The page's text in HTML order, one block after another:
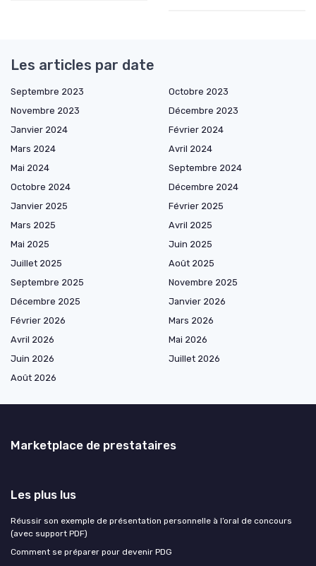
Les articles par date
Septembre 2023
Octobre 2023
Novembre 2023
Décembre 2023
Janvier 2024
Février 2024
Mars 2024
Avril 2024
Mai 2024
Septembre 2024
Octobre 2024
Décembre 2024
Janvier 2025
Février 2025
Mars 2025
Avril 2025
Mai 2025
Juin 2025
Juillet 2025
Août 2025
Septembre 2025
Novembre 2025
Décembre 2025
Janvier 2026
Février 2026
Mars 2026
Avril 2026
Mai 2026
Juin 2026
Juillet 2026
Août 2026
Marketplace de prestataires
Les plus lus
Réussir son exemple de présentation personnelle à l’oral de concours
(avec support PDF)
Comment se préparer pour devenir PDG